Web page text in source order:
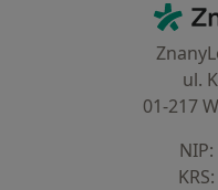
ul.
01-217